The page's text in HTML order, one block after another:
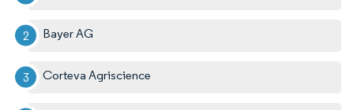
Bayer AG
Corteva Agriscience